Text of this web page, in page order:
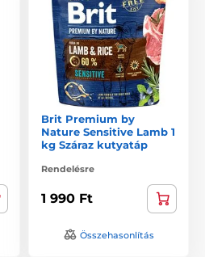
Brit Premium by
Nature Sensitive Lamb 1
kg Száraz kutyatáp
Rendelésre
1 990 Ft
Összehasonlítás